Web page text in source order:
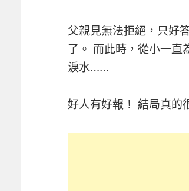
父親見無法拒絕，只好
了。 而此時，從小一直
淚水……
好人有好報！ 結局真的